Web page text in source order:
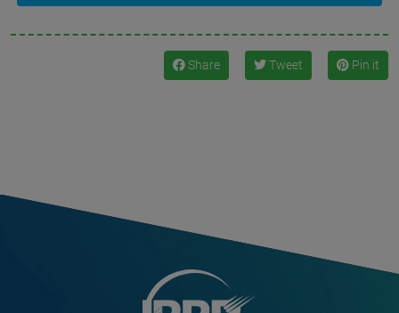
Share Tweet Pin it